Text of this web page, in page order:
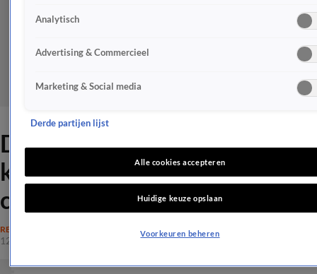
Deze uitspraak irriteert
kijkers in heftige
confrontatie Mike en Denise
REALITY
12 jan 2026, 21:47
Analytisch
Advertising & Commercieel
Marketing & Social media
Derde partijen lijst
Alle cookies accepteren
Huidige keuze opslaan
Voorkeuren beheren